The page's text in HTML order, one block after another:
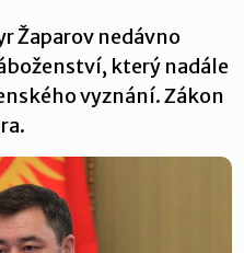
Žaparov nedávno
který nadále
vyznání. Zákon